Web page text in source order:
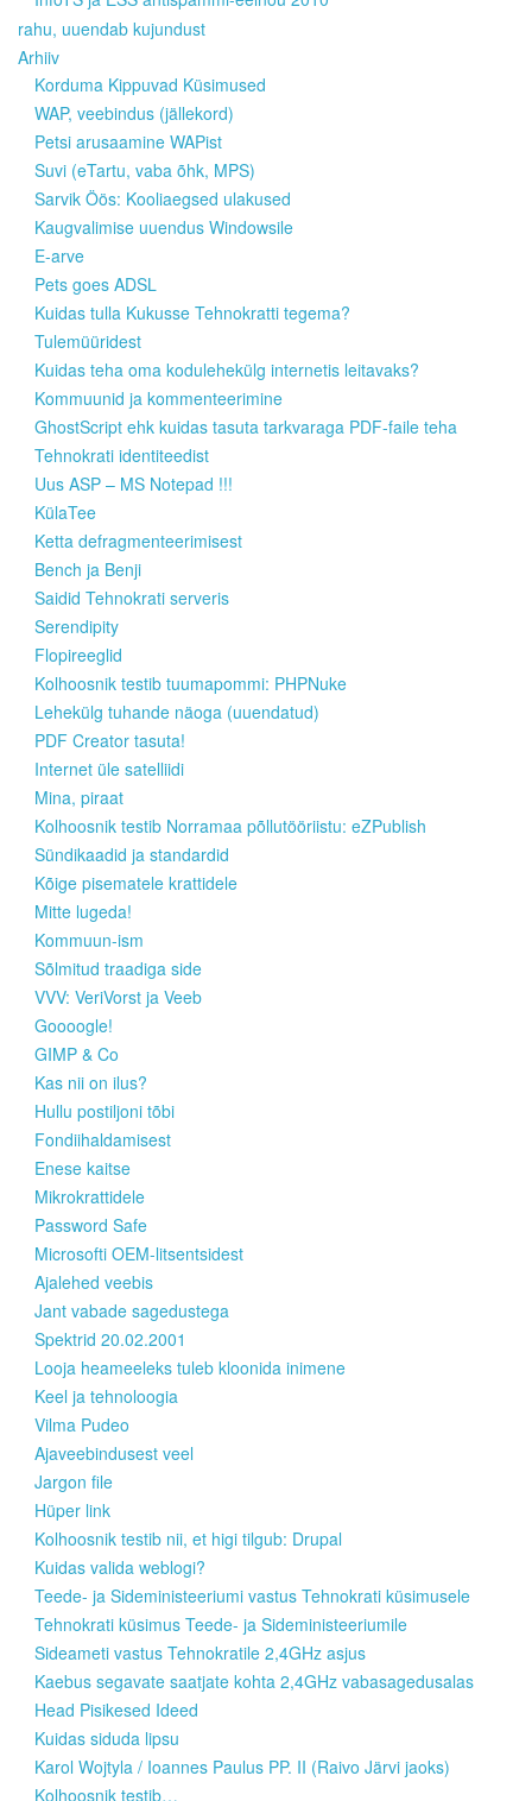
rahu, uuendab kujundust
Arhiiv
Korduma Kippuvad Küsimused
WAP, veebindus (jällekord)
Petsi arusaamine WAPist
Suvi (eTartu, vaba õhk, MPS)
Sarvik Öös: Kooliaegsed ulakused
Kaugvalimise uuendus Windowsile
E-arve
Pets goes ADSL
Kuidas tulla Kukusse Tehnokratti tegema?
Tulemüüridest
Kuidas teha oma kodulehekülg internetis leitavaks?
Kommuunid ja kommenteerimine
GhostScript ehk kuidas tasuta tarkvaraga PDF-faile teha
Tehnokrati identiteedist
Uus ASP – MS Notepad !!!
KülaTee
Ketta defragmenteerimisest
Bench ja Benji
Saidid Tehnokrati serveris
Serendipity
Flopireeglid
Kolhoosnik testib tuumapommi: PHPNuke
Lehekülg tuhande näoga (uuendatud)
PDF Creator tasuta!
Internet üle satelliidi
Mina, piraat
Kolhoosnik testib Norramaa põllutööriistu: eZPublish
Sündikaadid ja standardid
Kõige pisematele krattidele
Mitte lugeda!
Kommuun-ism
Sõlmitud traadiga side
VVV: VeriVorst ja Veeb
Goooogle!
GIMP & Co
Kas nii on ilus?
Hullu postiljoni tõbi
Fondiihaldamisest
Enese kaitse
Mikrokrattidele
Password Safe
Microsofti OEM-litsentsidest
Ajalehed veebis
Jant vabade sagedustega
Spektrid 20.02.2001
Looja heameeleks tuleb kloonida inimene
Keel ja tehnoloogia
Vilma Pudeo
Ajaveebindusest veel
Jargon file
Hüper link
Kolhoosnik testib nii, et higi tilgub: Drupal
Kuidas valida weblogi?
Teede- ja Sideministeeriumi vastus Tehnokrati küsimusele
Tehnokrati küsimus Teede- ja Sideministeeriumile
Sideameti vastus Tehnokratile 2,4GHz asjus
Kaebus segavate saatjate kohta 2,4GHz vabasagedusalas
Head Pisikesed Ideed
Kuidas siduda lipsu
Karol Wojtyla / Ioannes Paulus PP. II (Raivo Järvi jaoks)
Kolhoosnik testib…